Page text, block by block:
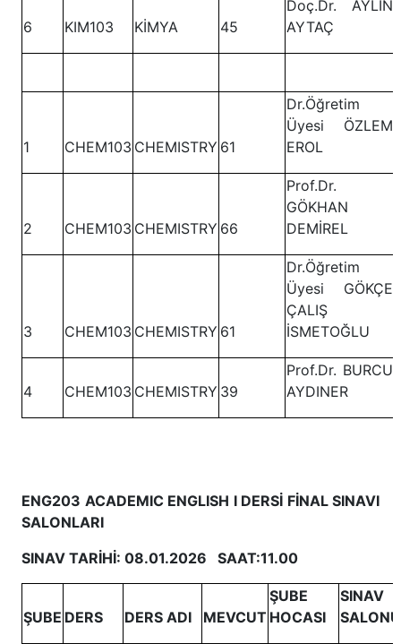
6 KIM103 KİMYA 45
Doç.Dr. AYLİN
AYTAÇ
1 CHEM103 CHEMISTRY 61
Dr.Öğretim
Üyesi ÖZLEM
EROL
2 CHEM103 CHEMISTRY 66
Prof.Dr.
GÖKHAN
DEMİREL
3 CHEM103 CHEMISTRY 61
Dr.Öğretim
Üyesi GÖKÇE
ÇALIŞ
İSMETOĞLU
4 CHEM103 CHEMISTRY 39
Prof.Dr. BURCU
AYDINER
ENG203 ACADEMIC ENGLISH I DERSİ FİNAL SINAVI
SALONLARI
SINAV TARİHİ: 08.01.2026 SAAT:11.00
ŞUBE DERS DERS ADI MEVCUT
ŞUBE
HOCASI
SINAV
SALONU